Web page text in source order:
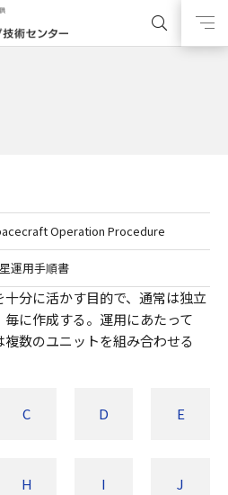
Operation Procedure
運用手順書
分に活かす目的で、通常は独立
に作成する。運用にあたって
数のユニットを組み合わせる
C D E
H I J